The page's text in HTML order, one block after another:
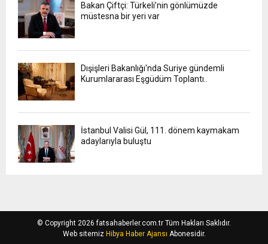
Bakan Çiftçi: Türkeli’nin gönlümüzde
müstesna bir yeri var
Dışişleri Bakanlığı'nda Suriye gündemli
Kurumlararası Eşgüdüm Toplantı..
İstanbul Valisi Gül, 111. dönem kaymakam
adaylarıyla buluştu
© Copyright 2026 fatsahaberler.com.tr Tüm Hakları Saklıdır.
Web sitemiz Hibya Haber Ajansı Abonesidir.